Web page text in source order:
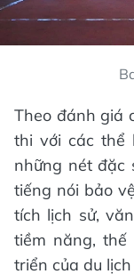
Theo đánh giá
thi với các thể
những nét đặc
tiếng nói bảo
tích lịch sử,
tiềm năng,
triển của du